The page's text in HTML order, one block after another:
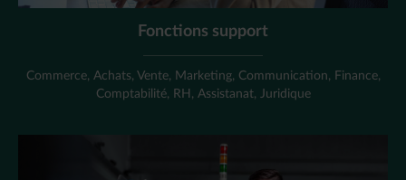
Fonctions support
Commerce, Achats, Vente, Marketing, Communication, Finance,
Comptabilité, RH, Assistanat, Juridique